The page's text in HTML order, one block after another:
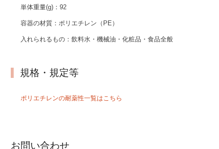
単体重量(g)：92
容器の材質：ポリエチレン（PE）
入れられるもの：飲料水・機械油・化粧品・食品全般
規格・規定等
ポリエチレンの耐薬性一覧はこちら
お問い合わせ